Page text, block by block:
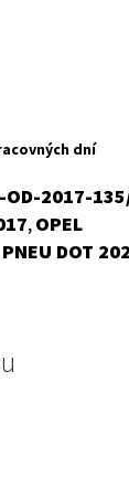
€.
dní
OD-2017-
, OPEL
DOT